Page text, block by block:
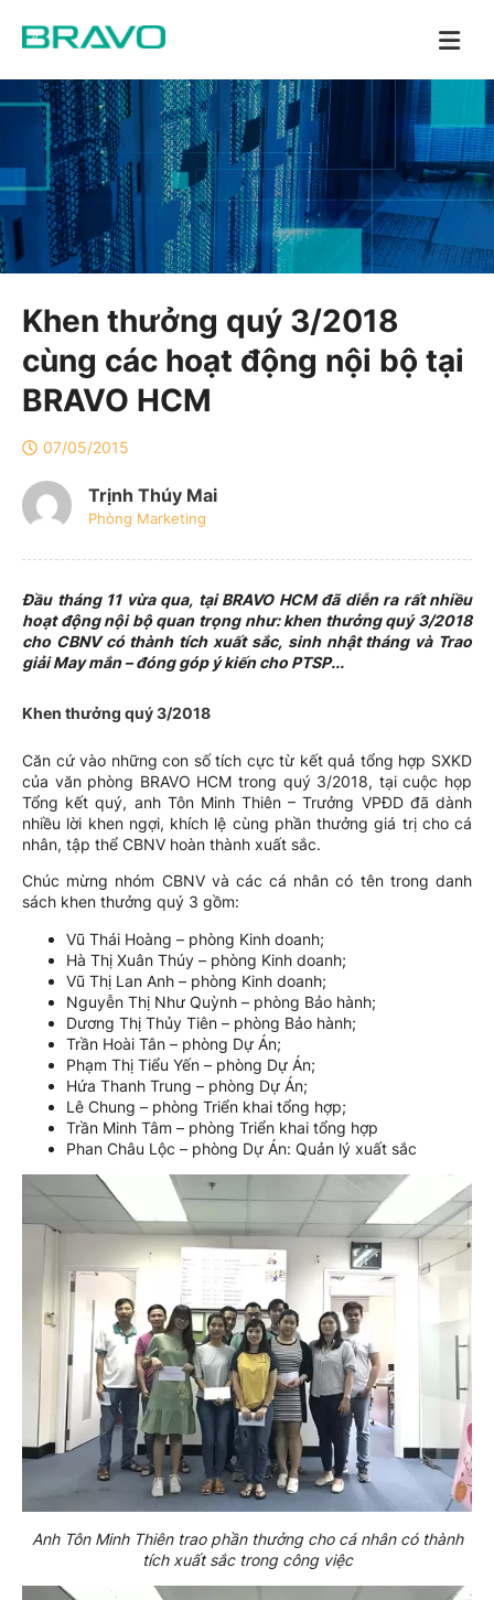
Khen thưởng quý 3/2018
cùng các hoạt động nội bộ tại
BRAVO HCM
07/05/2015
Trịnh Thúy Mai
Phòng Marketing
Đầu tháng 11 vừa qua, tại BRAVO HCM đã diễn ra rất nhiều
hoạt động nội bộ quan trọng như: khen thưởng quý 3/2018
cho CBNV có thành tích xuất sắc, sinh nhật tháng và Trao
giải May mắn – đóng góp ý kiến cho PTSP...
Khen thưởng quý 3/2018
Căn cứ vào những con số tích cực từ kết quả tổng hợp SXKD
của văn phòng BRAVO HCM trong quý 3/2018, tại cuộc họp
Tổng kết quý, anh Tôn Minh Thiên – Trưởng VPĐD đã dành
nhiều lời khen ngợi, khích lệ cùng phần thưởng giá trị cho cá
nhân, tập thể CBNV hoàn thành xuất sắc.
Chúc mừng nhóm CBNV và các cá nhân có tên trong danh
sách khen thưởng quý 3 gồm:
Vũ Thái Hoàng – phòng Kinh doanh;
Hà Thị Xuân Thúy – phòng Kinh doanh;
Vũ Thị Lan Anh – phòng Kinh doanh;
Nguyễn Thị Như Quỳnh – phòng Bảo hành;
Dương Thị Thủy Tiên – phòng Bảo hành;
Trần Hoài Tân – phòng Dự Án;
Phạm Thị Tiểu Yến – phòng Dự Án;
Hứa Thanh Trung – phòng Dự Án;
Lê Chung – phòng Triển khai tổng hợp;
Trần Minh Tâm – phòng Triển khai tổng hợp
Phan Châu Lộc – phòng Dự Án: Quản lý xuất sắc
Anh Tôn Minh Thiên trao phần thưởng cho cá nhân có thành
tích xuất sắc trong công việc